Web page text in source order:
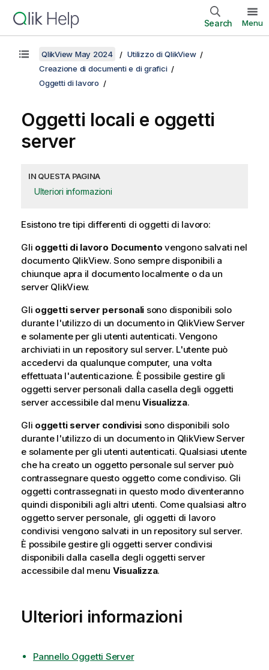
Search Menu
QlikView May 2024
Utilizzo di QlikView
Creazione di documenti e di grafici
Oggetti di lavoro
Oggetti locali e oggetti
server
IN QUESTA PAGINA
Ulteriori informazioni
Esistono tre tipi differenti di oggetti di lavoro:
Gli oggetti di lavoro Documento vengono salvati nel
documento QlikView. Sono sempre disponibili a
chiunque apra il documento localmente o da un
server QlikView.
Gli oggetti server personali sono disponibili solo
durante l'utilizzo di un documento in QlikView Server
e solamente per gli utenti autenticati. Vengono
archiviati in un repository sul server. L'utente può
accedervi da qualunque computer, una volta
effettuata l'autenticazione. È possibile gestire gli
oggetti server personali dalla casella degli oggetti
server accessibile dal menu Visualizza.
Gli oggetti server condivisi sono disponibili solo
durante l'utilizzo di un documento in QlikView Server
e solamente per gli utenti autenticati. Qualsiasi utente
che ha creato un oggetto personale sul server può
contrassegnare questo oggetto come condiviso. Gli
oggetti contrassegnati in questo modo diventeranno
quindi disponibili agli altri utenti. Come qualsiasi altro
oggetto server personale, gli oggetti di lavoro
condivisi vengono salvati in un repository sul server.
È possibile gestire gli oggetti server condivisi
disponibili dalla casella degli oggetti server
accessibile dal menu Visualizza.
Ulteriori informazioni
Pannello Oggetti Server